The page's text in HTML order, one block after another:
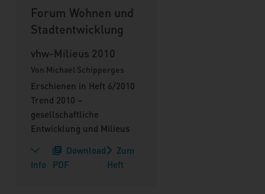
Forum Wohnen und
Stadtentwicklung
vhw-Milieus 2010
Von Michael Schipperges
Erschienen in Heft 6/2010
Trend 2010 –
gesellschaftliche
Entwicklung und Milieus
Info
Download
PDF
Zum
Heft